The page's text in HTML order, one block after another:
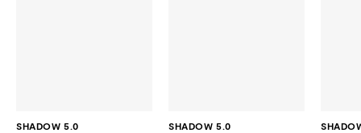
SHADOW 5.0 SHADOW 5.0